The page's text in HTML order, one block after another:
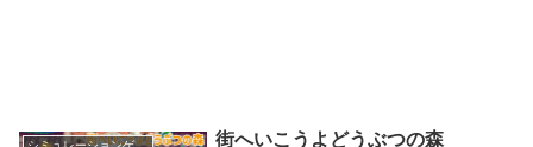
街へいこうよどうぶつの森